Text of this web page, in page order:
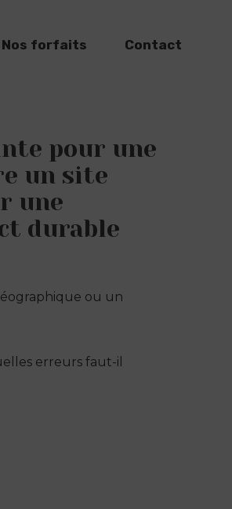
Nos forfaits Contact
pour une
un site
une
durable
ou un
erreurs faut-il